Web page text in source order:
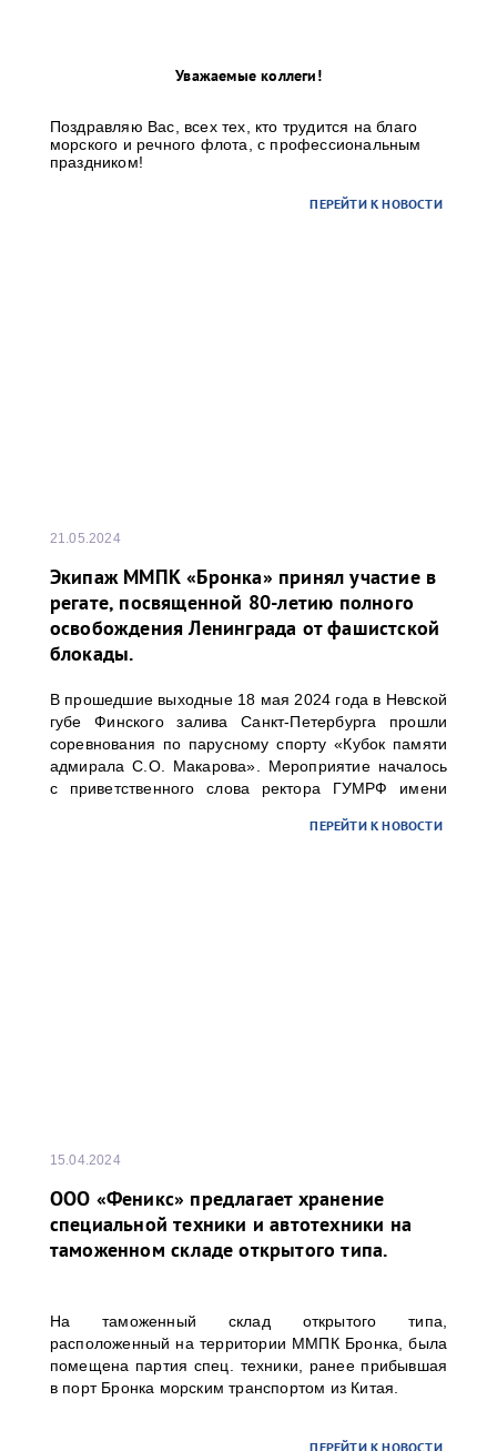
Уважаемые коллеги!
Поздравляю Вас, всех тех, кто трудится на благо
морского и речного флота, с профессиональным
праздником!
ПЕРЕЙТИ К НОВОСТИ
21.05.2024
Экипаж ММПК «Бронка» принял участие в
регате, посвященной 80-летию полного
освобождения Ленинграда от фашистской
блокады.
В прошедшие выходные 18 мая 2024 года в Невской
губе Финского залива Санкт-Петербурга прошли
соревнования по парусному спорту «Кубок памяти
адмирала С.О. Макарова». Мероприятие началось
с приветственного слова ректора ГУМРФ имени
Олеговича. Торжественное открытие
ПЕРЕЙТИ К НОВОСТИ
15.04.2024
ООО «Феникс» предлагает хранение
специальной техники и автотехники на
таможенном складе открытого типа.
На таможенный склад открытого типа,
расположенный на территории ММПК Бронка, была
помещена партия спец. техники, ранее прибывшая
в порт Бронка морским транспортом из Китая.
ПЕРЕЙТИ К НОВОСТИ